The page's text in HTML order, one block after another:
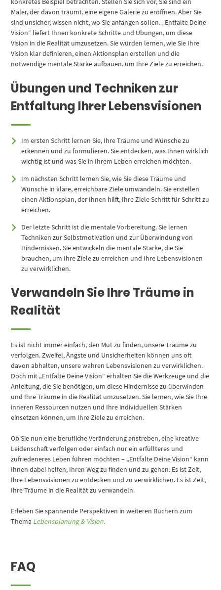
Maler, der davon träumt, eine eigene Galerie zu eröffnen. Aber Sie
sind unsicher, wissen nicht, wo Sie anfangen sollen. „Entfalte Deine
Vision“ liefert Ihnen konkrete Schritte und Übungen, um diese
Vision in die Realität umzusetzen. Sie würden lernen, wie Sie Ihre
Vision klar definieren, einen Aktionsplan erstellen und die
notwendige mentale Stärke aufbauen, um Ihre Ziele zu erreichen.
Übungen und Techniken zur
Entfaltung Ihrer Lebensvisionen
Im ersten Schritt lernen Sie, Ihre Träume und Wünsche zu
erkennen und zu formulieren. Sie entdecken, was Ihnen wirklich
wichtig ist und was Sie in Ihrem Leben erreichen möchten.
Im nächsten Schritt lernen Sie, wie Sie diese Träume und
Wünsche in klare, erreichbare Ziele umwandeln. Sie erstellen
einen Aktionsplan, der Ihnen hilft, Ihre Ziele Schritt für Schritt zu
erreichen.
Der letzte Schritt ist die mentale Vorbereitung. Sie lernen
Techniken zur Selbstmotivation und zur Überwindung von
Hindernissen. Sie entwickeln die mentale Stärke, die Sie
brauchen, um Ihre Ziele zu erreichen und Ihre Lebensvisionen
zu verwirklichen.
Verwandeln Sie Ihre Träume in
Realität
Es ist nicht immer einfach, den Mut zu finden, unsere Träume zu
verfolgen. Zweifel, Ängste und Unsicherheiten können uns oft
davon abhalten, unsere wahren Lebensvisionen zu verwirklichen.
Doch mit „Entfalte Deine Vision“ erhalten Sie die Werkzeuge und die
Anleitung, die Sie benötigen, um diese Hindernisse zu überwinden
und Ihre Träume in die Realität umzusetzen. Sie lernen, wie Sie Ihre
inneren Ressourcen nutzen und Ihre individuellen Stärken
einsetzen können, um Ihre Ziele zu erreichen.
Ob Sie nun eine berufliche Veränderung anstreben, eine kreative
Leidenschaft verfolgen oder einfach nur ein erfüllteres und
zufriedeneres Leben führen möchten – „Entfalte Deine Vision“ kann
Ihnen dabei helfen, Ihren Weg zu finden und zu gehen. Es ist Zeit,
Ihre Lebensvisionen zu entdecken und zu verwirklichen. Es ist Zeit,
Ihre Träume in die Realität zu verwandeln.
Erleben Sie spannende Perspektiven in weiteren Büchern zum
Thema Lebensplanung & Vision.
FAQ